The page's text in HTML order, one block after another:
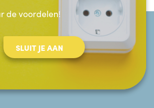
de voordelen!
SLUIT JE AAN